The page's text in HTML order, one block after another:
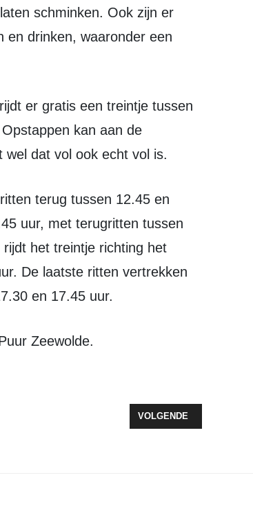
schminken. Ook zijn er
en drinken, waaronder een
kan aan de
wel dat vol ook echt vol is.
uur, met terugritten tussen
het treintje richting het
De laatste ritten vertrekken
en 17.45 uur.
Zeewolde.
ZEEWOLDE RICHT ZICH OP VEILIG FIETSEN VOOR 60-
VOLGENDE ARTIKEL:
VOLGENDE